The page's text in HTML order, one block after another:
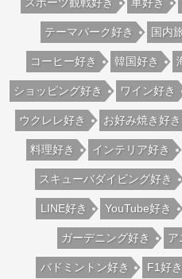
スポーツ観戦好き 車好き
テーマパーク好き 国内
コーヒー好き 韓国好き
ショッピング好き ワイン好き
ウクレレ好き お好み焼き好き
料理好き インテリア好き
スキューバダイビング好き
LINE好き YouTube好き
ガーデニング好き ア
バドミントン好き F1好き